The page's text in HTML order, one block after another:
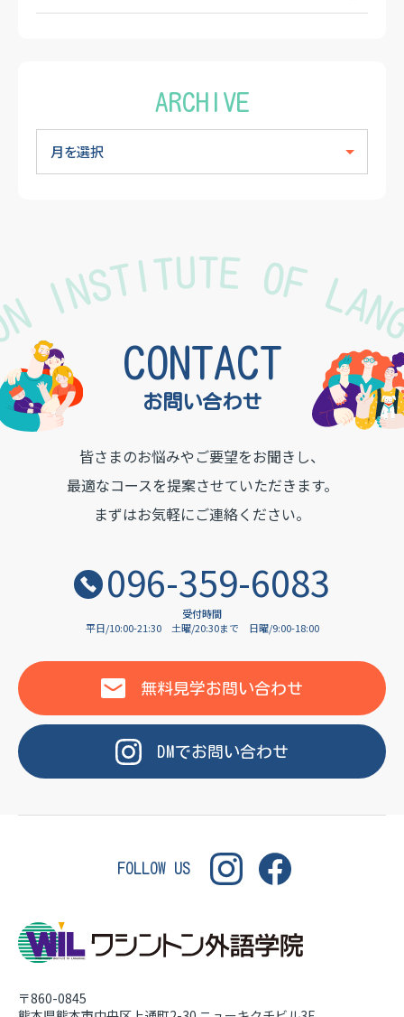
ARCHIVE
INSTITUTE OF
お問い合わせ
CONTACT
皆さまのお悩みやご要望をお聞きし、
最適なコースを提案させていただきます。
まずはお気軽にご連絡ください。
096-359-6083
受付時間
平日/10:00-21:30
土曜/20:30まで 日曜/9:00-18:00
無料見学お問い合わせ
DMでお問い合わせ
FOLLOW US
〒860-0845